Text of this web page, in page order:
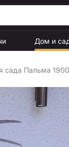
Дом и
сада Пальма